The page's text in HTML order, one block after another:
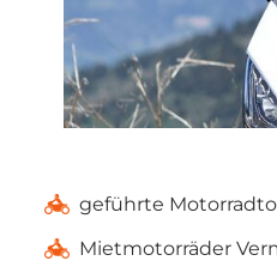
geführte
Mietmotorräder